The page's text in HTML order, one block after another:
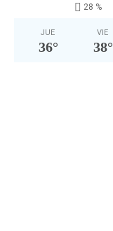
28 %
JUE
36°
VIE
38°